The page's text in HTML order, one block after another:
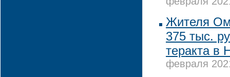
Жителя
375 тыс.
теракта в
февраля